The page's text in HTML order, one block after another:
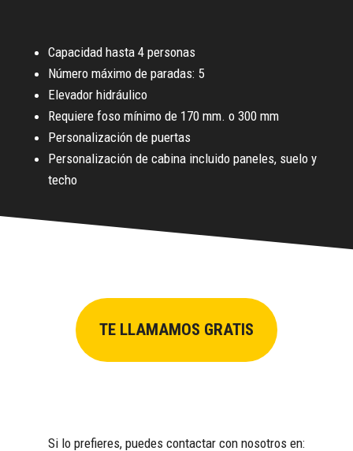
Capacidad hasta 4 personas
Número máximo de paradas: 5
Elevador hidráulico
Requiere foso mínimo de 170 mm. o 300 mm
Personalización de puertas
Personalización de cabina incluido paneles, suelo y
techo
TE LLAMAMOS GRATIS
Si lo prefieres, puedes contactar con nosotros en: